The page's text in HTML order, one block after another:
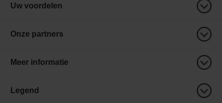
Uw voordelen
Onze partners
Meer informatie
Legend